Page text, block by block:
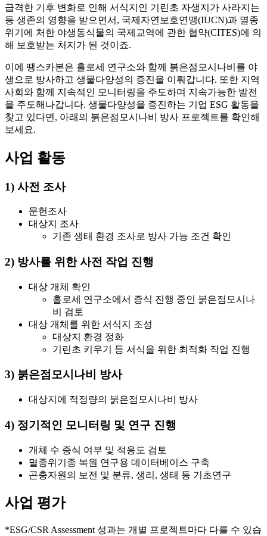
급격한 기후 변화로 인해 서식지인 기린초 자생지가 사라지는
등 생존의 영향을 받으면서, 국제자연보호연맹(IUCN)과 멸종
위기에 처한 야생동식물의 국제교역에 관한 협약(CITES)에 의
해 보호받는 처지가 된 것이죠.
이에 땡스카본은 홀로세 연구소와 함께 붉은점모시나비를 야
생으로 방사하고 생물다양성의 증진을 이뤄갑니다. 또한 지역
사회와 함께 지속적인 모니터링을 주도하며 지속가능한 발전
을 주도해나갑니다. 생물다양성을 증진하는 기업 ESG 활동을
찾고 있다면, 아래의 붉은점모시나비 방사 프로젝트를 확인해
보세요.
사업 활동
1) 사전 조사
문헌조사
대상지 조사
기존 생태 환경 조사로 방사 가능 조건 확인
2) 방사를 위한 사전 작업 진행
대상 개체 확인
홀로세 연구소에서 증식 진행 중인 붉은점모시나
비 검토
대상 개체를 위한 서식지 조성
대상지 환경 정화
기린초 키우기 등 서식을 위한 최적화 작업 진행
3) 붉은점모시나비 방사
대상지에 적정량의 붉은점모시나비 방사
4) 정기적인 모니터링 및 연구 진행
개체 수 증식 여부 및 적응도 검토
멸종위기종 복원 연구용 데이터베이스 구축
곤충자원의 보전 및 분류, 생리, 생태 등 기초연구
사업 평가
*ESG/CSR Assessment 성과는 개별 프로젝트마다 다를 수 있습